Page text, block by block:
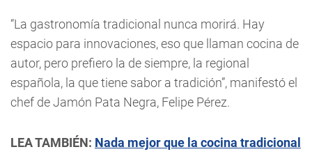
“La gastronomía tradicional nunca morirá. Hay
espacio para innovaciones, eso que llaman cocina de
autor, pero prefiero la de siempre, la regional
española, la que tiene sabor a tradición”, manifestó el
chef de Jamón Pata Negra, Felipe Pérez.
LEA TAMBIÉN: Nada mejor que la cocina tradicional